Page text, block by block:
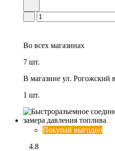
Во всех магазинах
7 шт.
В магазине ул. Рогожский
1 шт.
Покупай выгодно
4.8